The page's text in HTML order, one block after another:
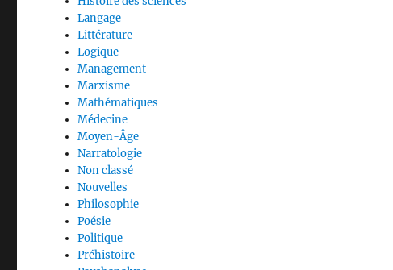
Langage
Littérature
Logique
Management
Marxisme
Mathématiques
Médecine
Moyen-Âge
Narratologie
Non classé
Nouvelles
Philosophie
Poésie
Politique
Préhistoire